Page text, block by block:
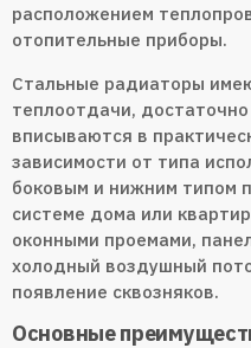
расположением
отопительные приборы.
Стальные радиаторы
теплоотдачи,
вписываются в
зависимости от типа
боковым и нижним типом
системе дома или
оконными проемами,
холодный воздушный
появление сквозняков.
Основные